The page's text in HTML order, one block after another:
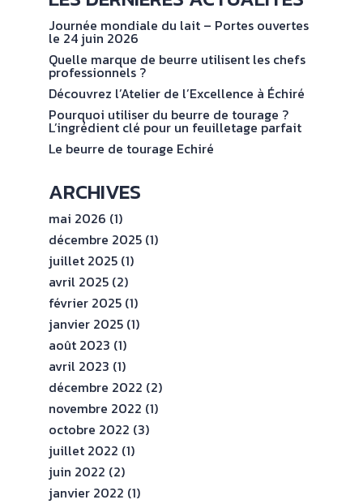
NOS
ENGAGEMENTS
ESPACE
PROFESSIONNEL
CONTACT
Journée mondiale du lait – Portes ouvertes
le 24 juin 2026
Quelle marque de beurre utilisent les chefs
professionnels ?
Découvrez l’Atelier de l’Excellence à Échiré
Pourquoi utiliser du beurre de tourage ?
L’ingrédient clé pour un feuilletage parfait
Le beurre de tourage Echiré
ARCHIVES
mai 2026 (1)
décembre 2025 (1)
juillet 2025 (1)
avril 2025 (2)
février 2025 (1)
janvier 2025 (1)
août 2023 (1)
avril 2023 (1)
décembre 2022 (2)
novembre 2022 (1)
octobre 2022 (3)
juillet 2022 (1)
juin 2022 (2)
janvier 2022 (1)